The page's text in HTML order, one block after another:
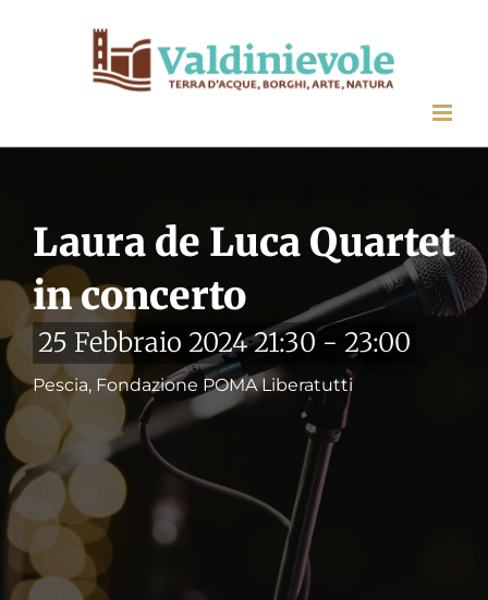
Laura de Luca Quartet
in concerto
25 Febbraio 2024 21:30- 23:00
Pescia, Fondazione POMA Liberatutti